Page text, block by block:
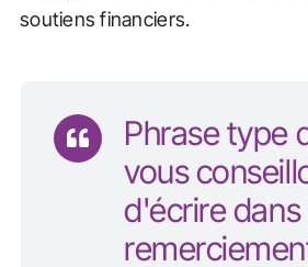
soutiens financiers.
Phrase type
vous
d'écrire dans